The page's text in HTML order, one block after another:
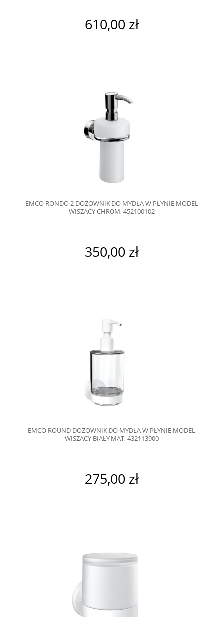
610,00 zł
EMCO RONDO 2 DOZOWNIK DO MYDŁA W PŁYNIE MODEL
WISZĄCY CHROM, 452100102
350,00 zł
EMCO ROUND DOZOWNIK DO MYDŁA W PŁYNIE MODEL
WISZĄCY BIAŁY MAT, 432113900
275,00 zł